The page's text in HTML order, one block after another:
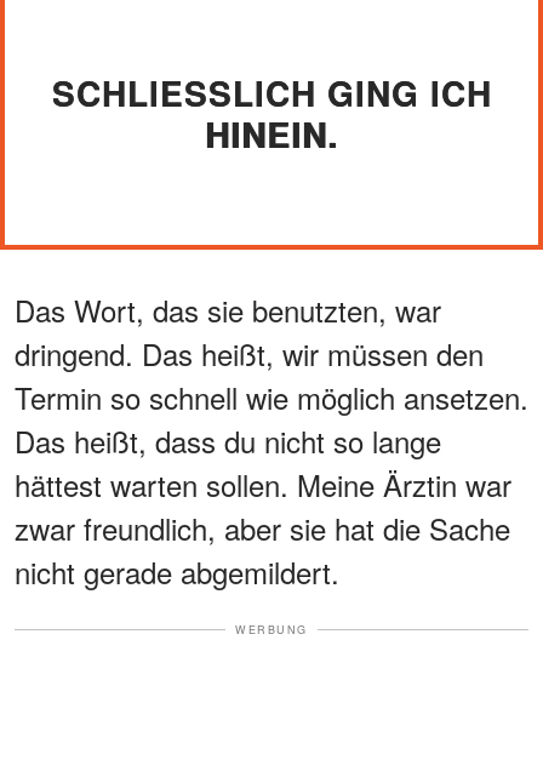
SCHLIESSLICH GING ICH H
INEIN.
Das Wort, das sie benutzten, war
dringend. Das heißt, wir müssen den
Termin so schnell wie möglich ansetzen.
Das heißt, dass du nicht so lange
hättest warten sollen. Meine Ärztin war
zwar freundlich, aber sie hat die Sache
nicht gerade abgemildert.
WERBUNG